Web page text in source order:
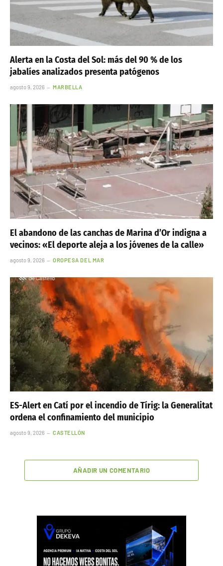
Alerta en la Costa del Sol: más del 90 % de los
jabalíes analizados presenta patógenos
agosto 9, 2026 MARBELLA
El abandono de las canchas de Marina d’Or indigna a
vecinos: «El deporte aleja a los jóvenes de la calle»
agosto 9, 2026 OROPESA DEL MAR
ES-Alert en Catí por el incendio de Tírig: la Generalitat
ordena el confinamiento del municipio
agosto 9, 2026 CASTELLÓN
AÑADIR UN COMENTARIO